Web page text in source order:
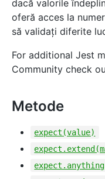
dacă valorile
oferă acces la
să validați diferite
For additional Jest
Community check
Metode
expect(value)